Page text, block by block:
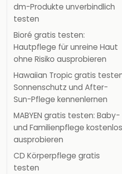
dm-Produkte unverbindlich
testen
Bioré gratis testen:
Hautpflege für unreine Haut
ohne Risiko ausprobieren
Hawaiian Tropic gratis
Sonnenschutz und After-
Sun-Pflege kennenlernen
MABYEN gratis testen: Baby-
und Familienpflege kostenlos
ausprobieren
CD Körperpflege gratis
testen